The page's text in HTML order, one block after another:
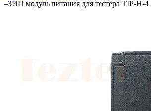
–ЗИП модуль питания для тестера TIP-H-4